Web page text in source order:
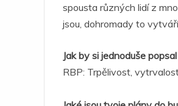
spousta různých lidí z
jsou, dohromady to
Jak by si jednoduše
RBP: Trpělivost,